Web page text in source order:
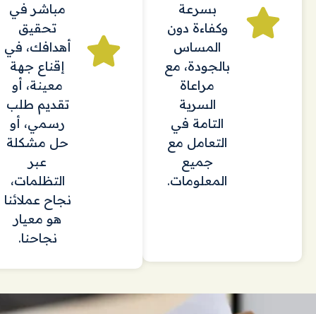
بسرعة
وكفاءة دون
المساس
بالجودة، مع
مراعاة
السرية
التامة في
التعامل مع
جميع
المعلومات.
مباشر في
تحقيق
أهدافك، في
إقناع جهة
معينة، أو
تقديم طلب
رسمي، أو
حل مشكلة
عبر
التظلمات،
نجاح عملائنا
هو معيار
نجاحنا.